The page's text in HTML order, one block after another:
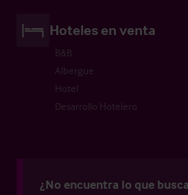
Hoteles en venta
B&B
Albergue
Hotel
Desarrollo Hotelero
¿No encuentra lo que